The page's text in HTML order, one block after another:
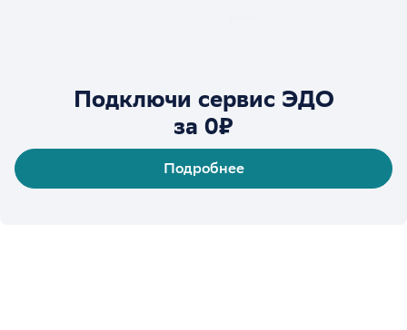
Подключи сервис ЭДО
за 0₽
Подробнее